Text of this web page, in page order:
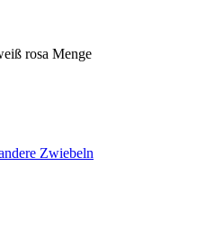
rosa Menge
Zwiebeln